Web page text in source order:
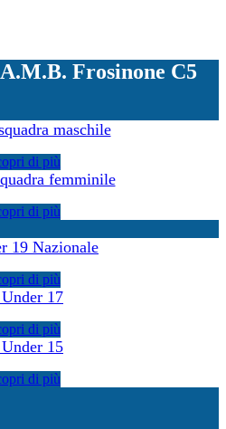
Frosinone C5
maschile
di più
femminile
di più
19 Nazionale
di più
Under 17
di più
Under 15
di più